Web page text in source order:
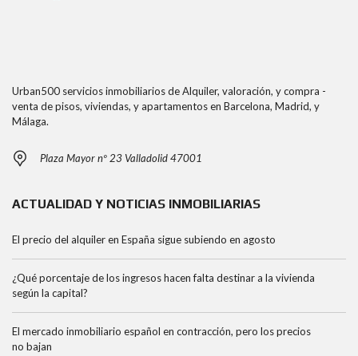
Urban500 servicios inmobiliarios de Alquiler, valoración, y compra -
venta de pisos, viviendas, y apartamentos en Barcelona, Madrid, y
Málaga.
Plaza Mayor nº 23 Valladolid 47001
ACTUALIDAD Y NOTICIAS INMOBILIARIAS
El precio del alquiler en España sigue subiendo en agosto
¿Qué porcentaje de los ingresos hacen falta destinar a la vivienda
según la capital?
El mercado inmobiliario español en contracción, pero los precios
no bajan